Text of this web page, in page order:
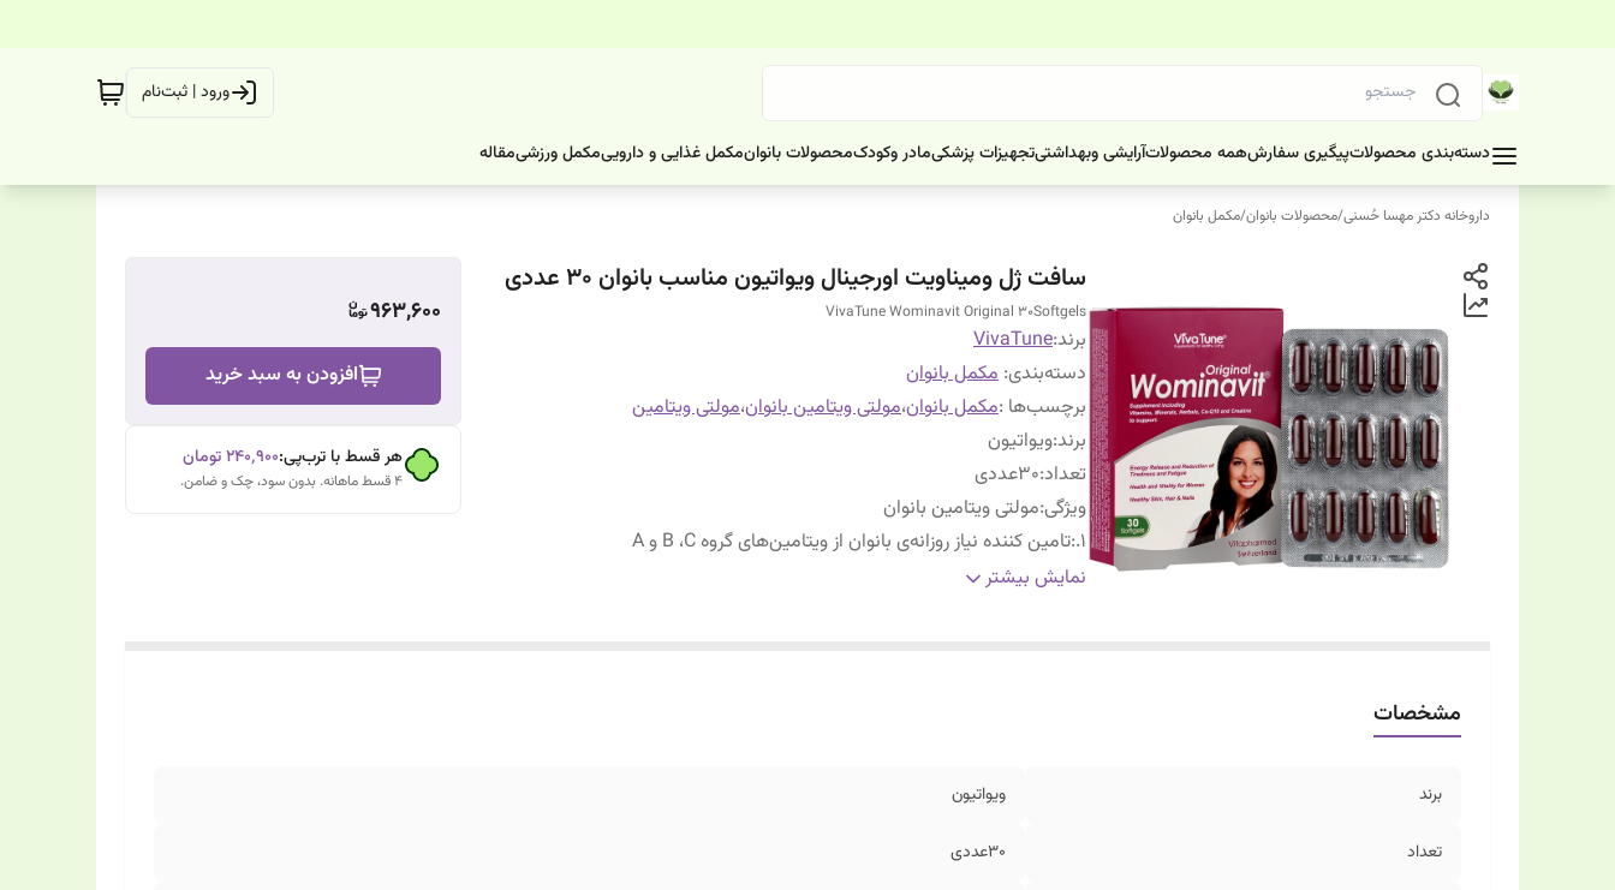
ورود | ثبت‌نام
دسته‌بندی محصولاتپیگیری سفارشهمه محصولاتآرایشی وبهداشتیتجهیزات پزشکیمادر وکودکمحصولات بانوانمکمل غذایی و داروییمکمل ورزشیمقاله
داروخانه دکتر مهسا حُسنی/محصولات بانوان/مکمل بانوان
سافت ژل ومیناویت اورجینال ویواتیون مناسب بانوان 30 عددی
VivaTune Wominavit Original 30Softgels
برند:VivaTune
دسته‌بندی: مکمل بانوان
برچسب‌ها :مکمل بانوان،مولتی ویتامین بانوان،مولتی ویتامین
برند:ویواتیون
تعداد:30عددی
ویژگی:مولتی ویتامین بانوان
1.
:تامین کننده نیاز روزانه‌ی بانوان از ویتامین‌های گروه B ،C و A
2.
:کمک به شادابی پوست و به تعویق انداختن پیری زودرس پوست
نمایش بیشتر
963,600
افزودن به سبد خرید
هر قسط با ترب‌پی:۲۴۰٬۹۰۰تومان
۴ قسط ماهانه. بدون سود، چک و ضامن.
مشخصات
برند ویواتیون
تعداد 30عددی